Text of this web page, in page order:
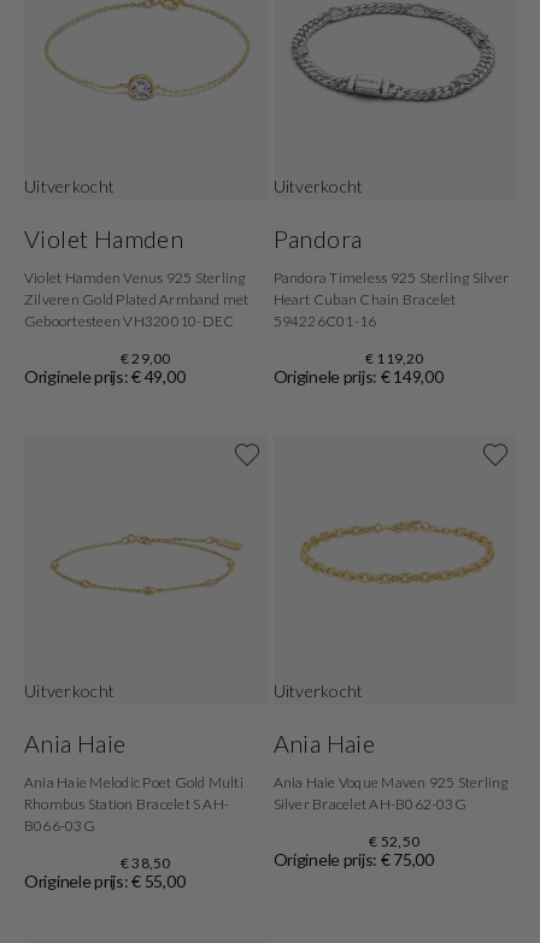
Uitverkocht
Violet Hamden
Violet Hamden Venus 925 Sterling
Zilveren Gold Plated Armband met
Geboortesteen VH320010-DEC
€ 29,00
Originele prijs: € 49,00
Uitverkocht
Pandora
Pandora Timeless 925 Sterling Silver
Heart Cuban Chain Bracelet
594226C01-16
€ 119,20
Originele prijs: € 149,00
Uitverkocht
Ania Haie
Ania Haie Melodic Poet Gold Multi
Rhombus Station Bracelet S AH-
B066-03G
€ 38,50
Originele prijs: € 55,00
Uitverkocht
Ania Haie
Ania Haie Voque Maven 925 Sterling
Silver Bracelet AH-B062-03G
€ 52,50
Originele prijs: € 75,00